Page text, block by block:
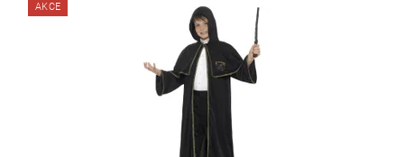
AKCE